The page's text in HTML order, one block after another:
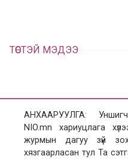
ТӨСТЭЙ МЭДЭЭ
АНХААРУУЛГА:
NIO.mn хариуцлага
журмын дагуу зүй
хязгаарласан тул Та